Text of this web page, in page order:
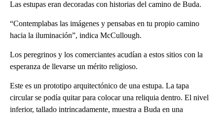
Las estupas eran decoradas con historias del camino de Buda.
“Contemplabas las imágenes y pensabas en tu propio camino
hacia la iluminación”, indica McCullough.
Los peregrinos y los comerciantes acudían a estos sitios con la
esperanza de llevarse un mérito religioso.
Este es un prototipo arquitectónico de una estupa. La tapa
circular se podía quitar para colocar una reliquia dentro. El nivel
inferior, tallado intrincadamente, muestra a Buda en una